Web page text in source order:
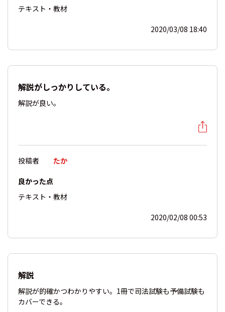
テキスト・教材
2020/03/08 18:40
解説がしっかりしている。
解説が良い。
投稿者 たか
良かった点
テキスト・教材
2020/02/08 00:53
解説
解説が的確かつわかりやすい。1冊で司法試験も予備試験も
カバーできる。